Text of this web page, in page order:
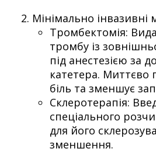
Мінімально інвазивні
Тромбектомія:
тромбу із
під анестезією за
катетера. Миттєво
біль та зменшує
Склеротерапія:
спеціального
для його
зменшення.